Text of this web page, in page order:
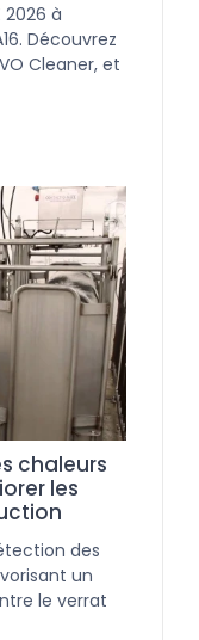
2026 à
Découvrez
Cleaner, et
chaleurs
les
des
un
le verrat